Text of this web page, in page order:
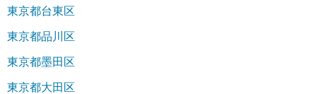
東京都台東区
東京都品川区
東京都墨田区
東京都大田区